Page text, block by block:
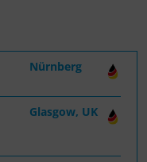
Nürnberg
Glasgow, UK